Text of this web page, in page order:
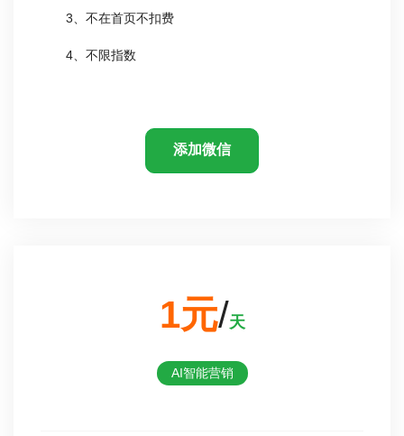
3、不在首页不扣费
4、不限指数
添加微信
1元/天
AI智能营销